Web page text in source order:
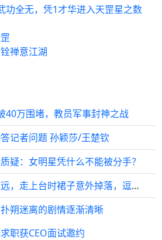
功全无，凭1才华进入天罡星之数
禅意江湖
40万围堵，教员军事封神之战
记者问题 孙颖莎/王楚钦
疑：女明星凭什么不能被分手？
大衣哥朱之文现身招远，走上台时裙子意外掉落，逗笑在场众人！
朔迷离的剧情逐渐清晰
职获CEO面试邀约